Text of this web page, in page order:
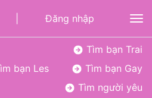
Đăng nhập
Tìm bạn Trai
bạn Les
Tìm bạn Gay
Tìm người yêu